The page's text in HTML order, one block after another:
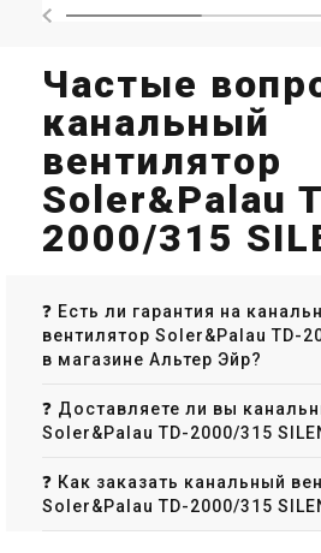
Частые
канальный
вентилятор
Soler&Palau
2000/315
❓ Есть ли гарантия на
вентилятор Soler&Palau TD-
в магазине Альтер Эйр?
❓ Доставляете ли вы
Soler&Palau TD-2000/315
❓ Как заказать канальный
Soler&Palau TD-2000/315